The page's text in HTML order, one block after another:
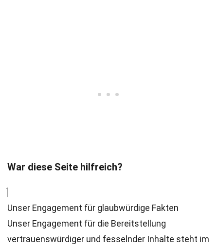
War diese Seite hilfreich?
Unser Engagement für glaubwürdige Fakten
Unser Engagement für die Bereitstellung
vertrauenswürdiger und fesselnder Inhalte steht im